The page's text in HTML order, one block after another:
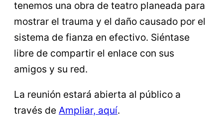
tenemos una obra de teatro planeada para
mostrar el trauma y el daño causado por el
sistema de fianza en efectivo. Siéntase
libre de compartir el enlace con sus
amigos y su red.
La reunión estará abierta al público a
través de Ampliar, aquí.